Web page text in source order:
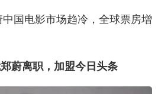
国电影市场趋冷，全球票房增
蔚离职，加盟今日头条